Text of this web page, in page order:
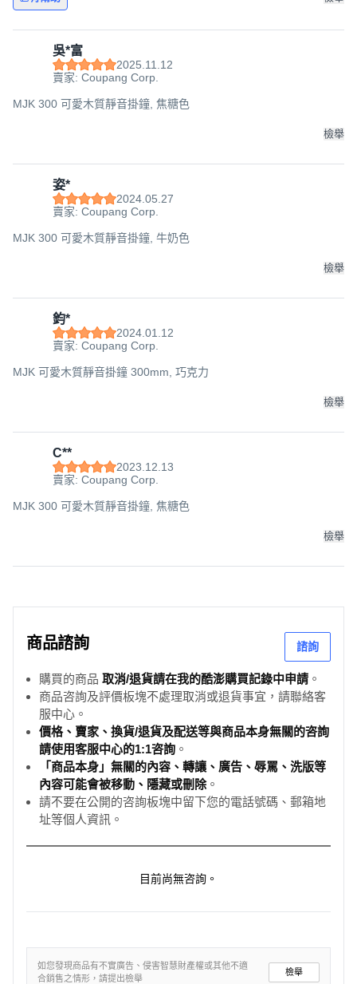
吳*富
2025.11.12
賣家: Coupang Corp.
MJK 300 可愛木質靜音掛鐘, 焦糖色
檢舉
姿*
2024.05.27
賣家: Coupang Corp.
MJK 300 可愛木質靜音掛鐘, 牛奶色
檢舉
鈞*
2024.01.12
賣家: Coupang Corp.
MJK 可愛木質靜音掛鐘 300mm, 巧克力
檢舉
C**
2023.12.13
賣家: Coupang Corp.
MJK 300 可愛木質靜音掛鐘, 焦糖色
檢舉
商品諮詢 諮詢
購買的商品 取消/退貨請在我的酷澎購買記錄中申請 。
商品咨詢及評價板塊不處理取消或退貨事宜，請聯絡客
服中心。
價格、賣家、換貨/退貨及配送等與商品本身無關的咨詢
請使用客服中心的1:1咨詢 。
「商品本身」無關的內容、轉讓、廣告、辱罵、洗版等
內容可能會被移動、隱藏或刪除。
請不要在公開的咨詢板塊中留下您的電話號碼、郵箱地
址等個人資訊。
目前尚無咨詢。
如您發現商品有不實廣告、侵害智慧財產權或其他不適
合銷售之情形，請提出檢舉
檢舉